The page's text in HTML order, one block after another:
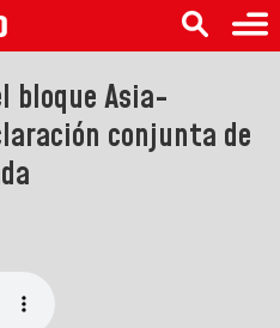
bloque Asia-
conjunta de